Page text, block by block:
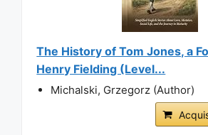
The History of Tom Jones, a
Henry Fielding (Level...
Michalski, Grzegorz (Author)